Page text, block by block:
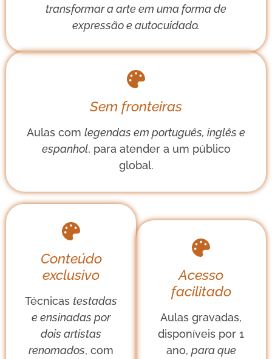
transformar a arte em uma forma de
expressão e autocuidado.
Sem fronteiras
Aulas com legendas em português, inglês e
espanhol, para atender a um público
global.
Conteúdo
exclusivo
Técnicas testadas
e ensinadas por
dois artistas
renomados, com
Acesso
facilitado
Aulas gravadas,
disponíveis por 1
ano, para que